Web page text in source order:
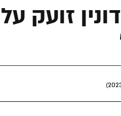
זועק על